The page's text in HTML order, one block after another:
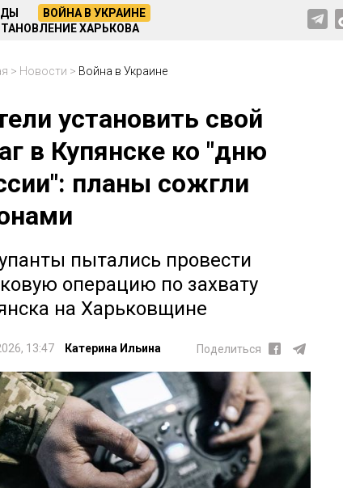
ВОЙНА В УКРАИНЕ
ХАРЬКОВА
> Новости > Война в Украине
установить свой
в Купянске ко "дню
планы сожгли
пытались провести
операцию по захвату
на Харьковщине
13:47 Катерина Ильина Поделиться